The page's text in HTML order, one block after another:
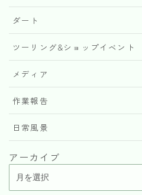
ダート
ツーリング&ショップイベント
メディア
作業報告
日常風景
アーカイブ